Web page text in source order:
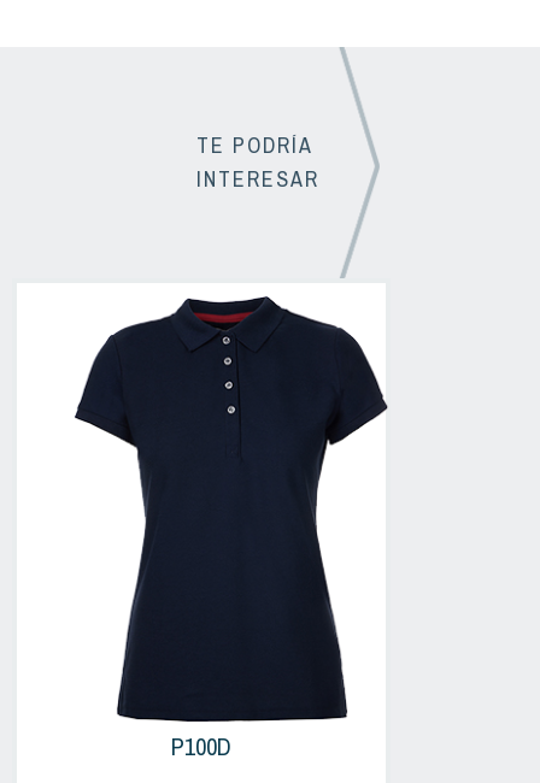
TE PODRÍA
INTERESAR
P100D